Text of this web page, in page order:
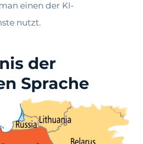
einen der KI-
nutzt.
der
Sprache